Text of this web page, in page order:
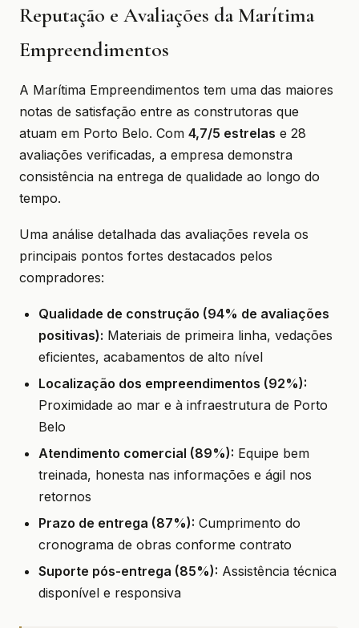
Reputação e Avaliações da Marítima
Empreendimentos
A Marítima Empreendimentos tem uma das maiores
notas de satisfação entre as construtoras que
atuam em Porto Belo. Com 4,7/5 estrelas e 28
avaliações verificadas, a empresa demonstra
consistência na entrega de qualidade ao longo do
tempo.
Uma análise detalhada das avaliações revela os
principais pontos fortes destacados pelos
compradores:
Qualidade de construção (94% de avaliações
positivas): Materiais de primeira linha, vedações
eficientes, acabamentos de alto nível
Localização dos empreendimentos (92%):
Proximidade ao mar e à infraestrutura de Porto
Belo
Atendimento comercial (89%): Equipe bem
treinada, honesta nas informações e ágil nos
retornos
Prazo de entrega (87%): Cumprimento do
cronograma de obras conforme contrato
Suporte pós-entrega (85%): Assistência técnica
disponível e responsiva